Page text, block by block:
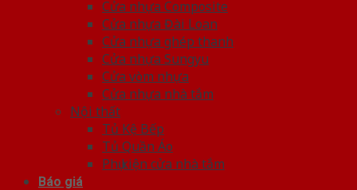
Cửa nhựa Composite
Cửa nhựa Đài Loan
Cửa nhựa ghép thanh
Cửa nhựa Sungyu
Cửa vòm nhựa
Cửa nhựa nhà tắm
Nội thất
Tủ Kệ Bếp
Tủ Quần Áo
Phụ kiện cửa nhà tắm
Báo giá